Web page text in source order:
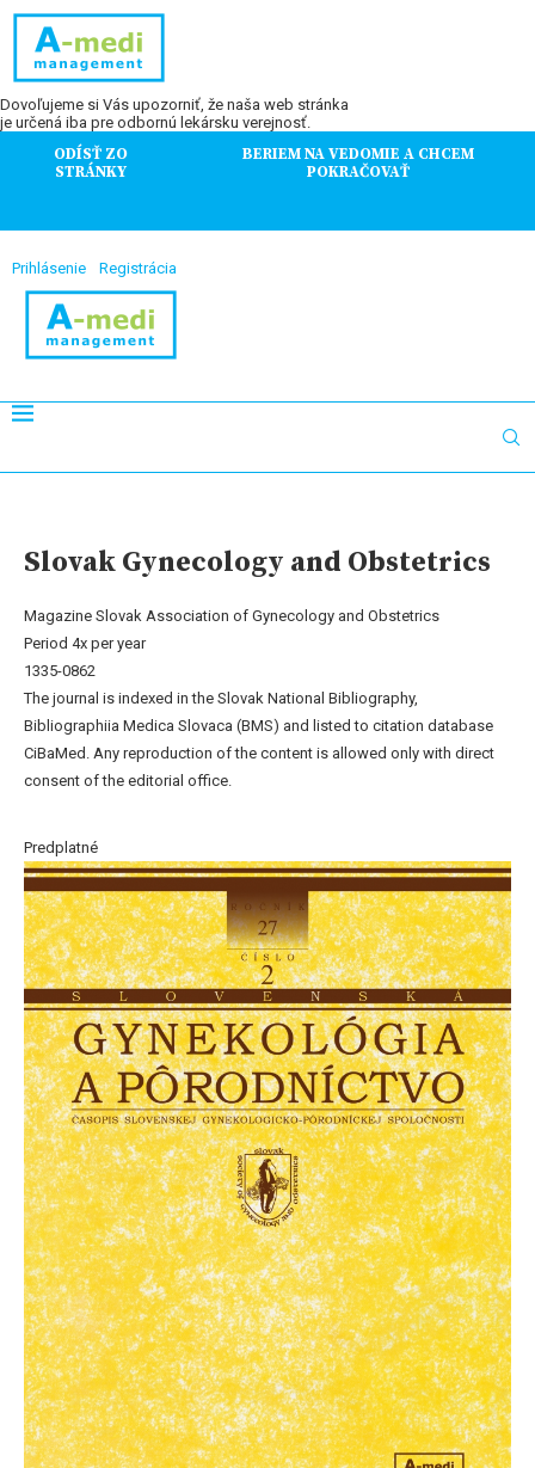
Dovoľujeme si Vás upozorniť, že naša web stránka
je určená iba pre odbornú lekársku verejnosť.
ODÍSŤ ZO
STRÁNKY
BERIEM NA VEDOMIE A CHCEM
POKRAČOVAŤ
Prihlásenie Registrácia
Slovak Gynecology and Obstetrics
Magazine Slovak Association of Gynecology and Obstetrics
Period 4x per year
1335-0862
The journal is indexed in the Slovak National Bibliography,
Bibliographiia Medica Slovaca (BMS) and listed to citation database
CiBaMed. Any reproduction of the content is allowed only with direct
consent of the editorial office.
Predplatné